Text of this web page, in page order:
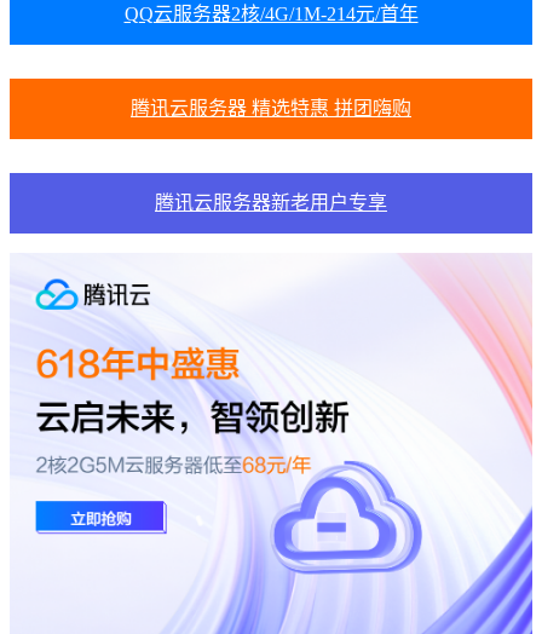
QQ云服务器2核/4G/1M-214元/首年
腾讯云服务器 精选特惠 拼团嗨购
腾讯云服务器新老用户专享